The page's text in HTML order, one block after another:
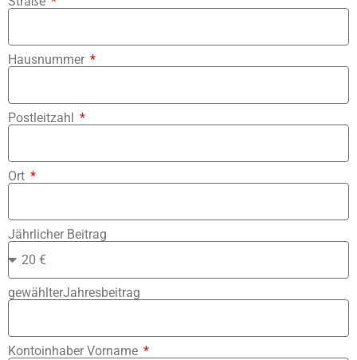
Hausnummer
Postleitzahl
Ort
Jährlicher Beitrag
gewählterJahresbeitrag
Kontoinhaber Vorname